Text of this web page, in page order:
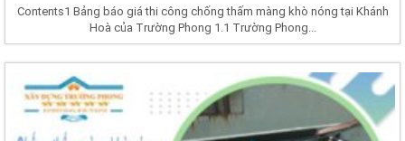
Contents1 Bảng báo giá thi công chống thấm màng khò nóng tại Khánh
Hoà của Trường Phong 1.1 Trường Phong...